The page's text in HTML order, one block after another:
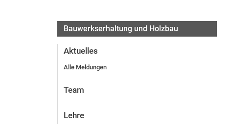
Bauwerkserhaltung und Holzbau
Aktuelles
Alle Meldungen
Team
Lehre